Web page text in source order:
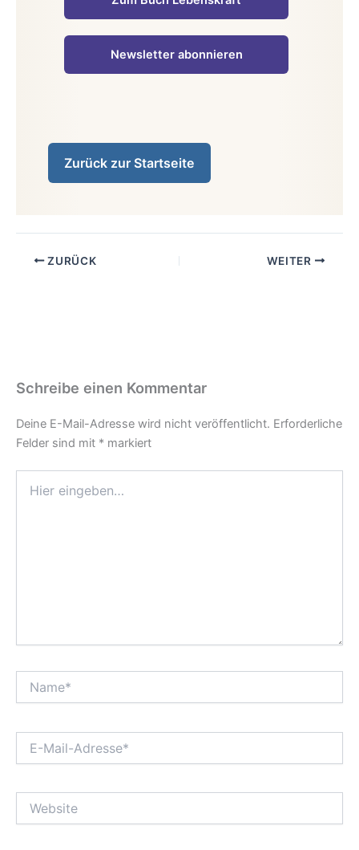
Newsletter abonnieren
Zurück zur Startseite
ZURÜCK WEITER
Schreibe einen Kommentar
Deine E-Mail-Adresse wird nicht veröffentlicht. Erforderliche
Felder sind mit * markiert
eingeben…
Mail-